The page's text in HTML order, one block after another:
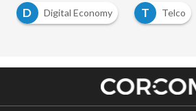
D
Digital Economy T Telco